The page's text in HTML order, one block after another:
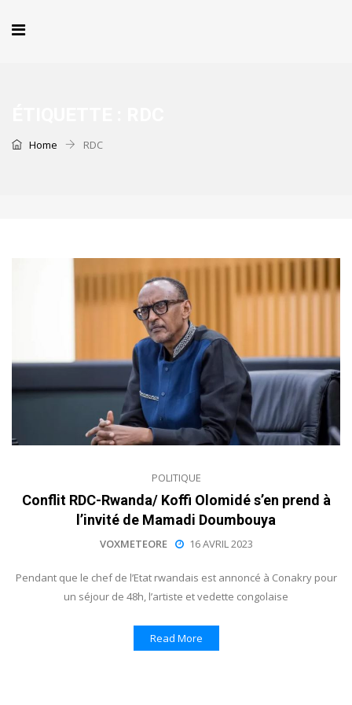
Home RDC
POLITIQUE
Conflit RDC-Rwanda/ Koffi Olomidé s’en prend à
l’invité de Mamadi Doumbouya
VOXMETEORE 16 AVRIL 2023
Pendant que le chef de l’Etat rwandais est annoncé à Conakry pour
un séjour de 48h, l’artiste et vedette congolaise
Read More